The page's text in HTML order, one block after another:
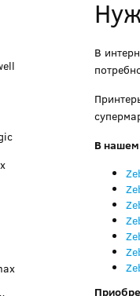
В
В нашем